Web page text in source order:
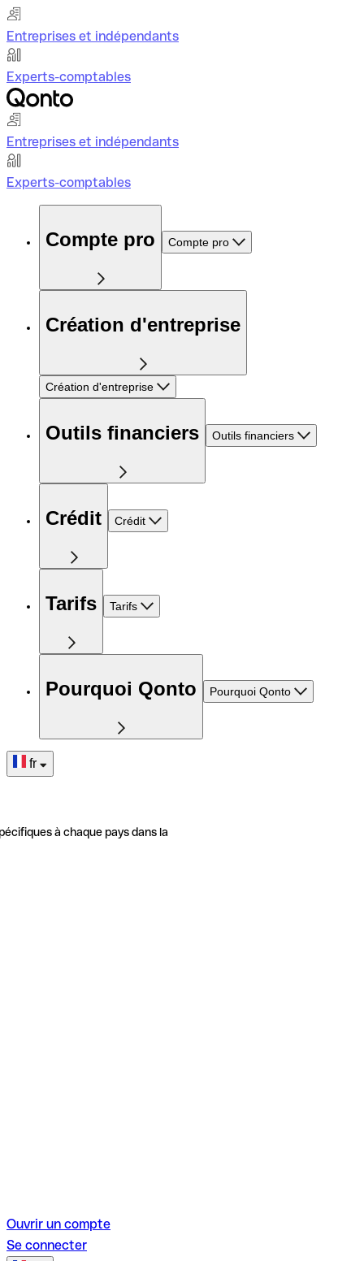
Entreprises et indépendants
Experts-comptables
Entreprises et indépendants
Experts-comptables
Compte pro Compte pro
Création d'entreprise
Création d'entreprise
Outils financiers Outils financiers
Crédit Crédit
Tarifs Tarifs
Pourquoi Qonto Pourquoi Qonto
fr
à chaque pays dans la
Ouvrir un compte
Se connecter